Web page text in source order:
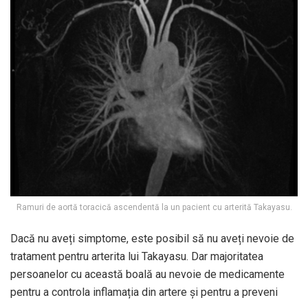
Ramuri de aortă toracică ascendentă la un pacient cu arterită Takayasu.
Dacă nu aveți simptome, este posibil să nu aveți nevoie de
tratament pentru arterita lui Takayasu. Dar majoritatea
persoanelor cu această boală au nevoie de medicamente
pentru a controla inflamația din artere și pentru a preveni